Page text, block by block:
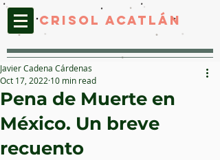
CRISOL ACATLáN
Pena de Muerte en
México. Un breve
recuento
Javier Cadena Cárdenas
Oct 17, 2022 10 min read